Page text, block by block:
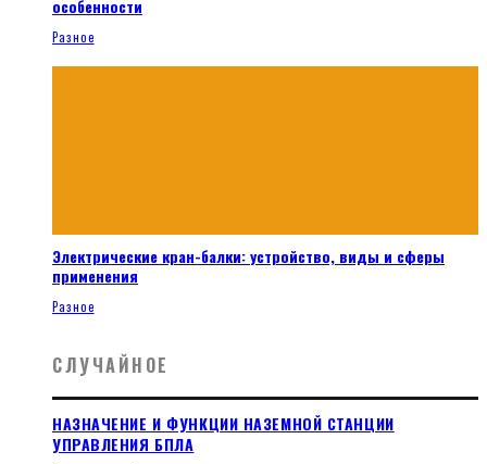
особенности
Разное
Электрические кран-балки: устройство, виды и сферы
применения
Разное
СЛУЧАЙНОЕ
НАЗНАЧЕНИЕ И ФУНКЦИИ НАЗЕМНОЙ СТАНЦИИ
УПРАВЛЕНИЯ БПЛА